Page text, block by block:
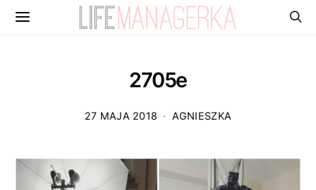
2705e
27 MAJA 2018 AGNIESZKA